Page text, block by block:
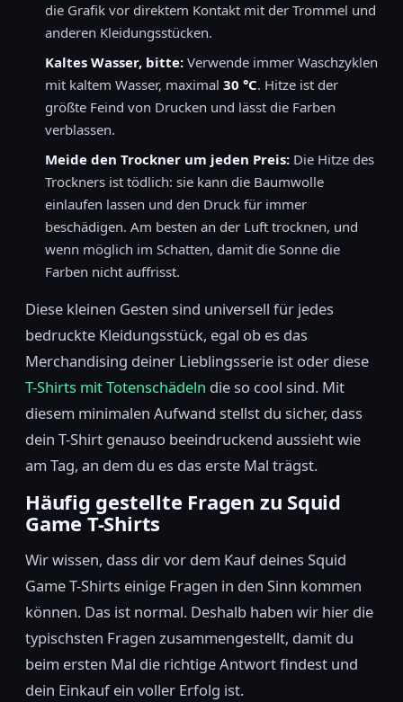
die Grafik vor direktem Kontakt mit der Trommel und
anderen Kleidungsstücken.
Kaltes Wasser, bitte: Verwende immer Waschzyklen
mit kaltem Wasser, maximal 30 °C. Hitze ist der
größte Feind von Drucken und lässt die Farben
verblassen.
Meide den Trockner um jeden Preis: Die Hitze des
Trockners ist tödlich: sie kann die Baumwolle
einlaufen lassen und den Druck für immer
beschädigen. Am besten an der Luft trocknen, und
wenn möglich im Schatten, damit die Sonne die
Farben nicht auffrisst.
Diese kleinen Gesten sind universell für jedes
bedruckte Kleidungsstück, egal ob es das
Merchandising deiner Lieblingsserie ist oder diese
T-Shirts mit Totenschädeln die so cool sind. Mit
diesem minimalen Aufwand stellst du sicher, dass
dein T-Shirt genauso beeindruckend aussieht wie
am Tag, an dem du es das erste Mal trägst.
Häufig gestellte Fragen zu Squid
Game T-Shirts
Wir wissen, dass dir vor dem Kauf deines Squid
Game T-Shirts einige Fragen in den Sinn kommen
können. Das ist normal. Deshalb haben wir hier die
typischsten Fragen zusammengestellt, damit du
beim ersten Mal die richtige Antwort findest und
dein Einkauf ein voller Erfolg ist.